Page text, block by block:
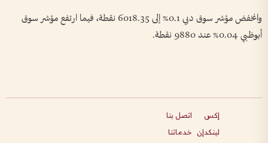
وانخفض مؤشر سوق دبي 0.1% إلى 6018.35 نقطة، فيما ارتفع مؤشر سوق
أبوظبي 0.04% عند 9880 نقطة.
إكس
لينكدإن
اتصل بنا
خدماتنا